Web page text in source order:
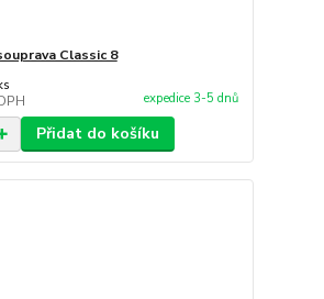
Classic 8
expedice 3-5 dnů
Přidat do košíku